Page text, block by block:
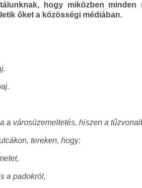
hogy miközben minden
őket a közösségi médiában.
a városüzemeltetés, hiszen a
tereken, hogy:
a padokról,